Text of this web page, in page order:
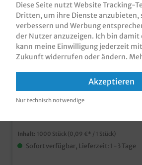
Sparkaket
200ml m. Deckel
Sparpaket! Heißgetränkebecher / Coffee to go Becher /
Glühweinbecher, 1000 weiße Becher
Heißgetränkebecher weiß aus Hartpapier
Kunststoffdeckel mit Trinköffnung ideal als Coffee to go
Brutto: 106,86 €
Inhalt: 1000 Stück (0,09 €* / 1 Stück)
Sofort verfügbar, Lieferzeit: 1-3 Tage
Diese Seite nutzt Website Tracking-
Dritten, um ihre Dienste anzubieten,
verbessern und Werbung
der Nutzer anzuzeigen. Ich bin
kann meine Einwilligung jederzeit
Zukunft widerrufen oder ändern.
Akzeptieren
Nur technisch notwendige